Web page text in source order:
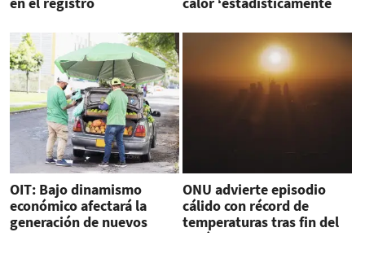
OIT: Bajo dinamismo
económico afectará la
generación de nuevos
ONU advierte episodio
cálido con récord de
temperaturas tras fin del
fenómeno de ‘La Niña’